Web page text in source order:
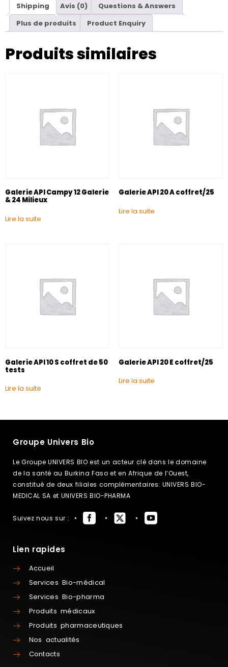
Shipping Avis (0)
Questions & Answers
Plus de produits
Product Enquiry
Produits similaires
Galerie API Campy 12 Galerie
& 24 Milieux
Lire la suite
Galerie API 20 A coffret/25
Lire la suite
Galerie API 10 S coffret de 50
tests
Lire la suite
Galerie API 20 E coffret/25
Lire la suite
Groupe Univers Bio
Le Groupe UNIVERS BIO est un acteur clé dans le domaine
de la santé au Burkina Faso et en Afrique de l’Ouest,
constitué de deux filiales complémentaires: UNIVERS BIO-
MEDICAL SA et UNIVERS BIO-PHARMA
Suivez nous sur :
Lien rapides
Accueil
Services Bio-médical
Services Bio-pharma
Produits médicaux
Produits pharmaceutiques
Nos actualités
Contacts